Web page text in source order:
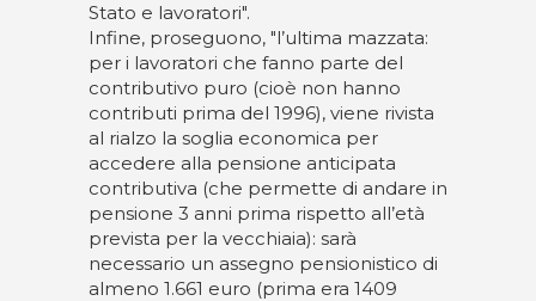
Stato e lavoratori".
Infine, proseguono, "l’ultima mazzata:
per i lavoratori che fanno parte del
contributivo puro (cioè non hanno
contributi prima del 1996), viene rivista
al rialzo la soglia economica per
accedere alla pensione anticipata
contributiva (che permette di andare in
pensione 3 anni prima rispetto all’età
prevista per la vecchiaia): sarà
necessario un assegno pensionistico di
almeno 1.661 euro (prima era 1409